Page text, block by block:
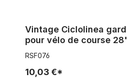
Vintage Ciclolinea
pour vélo de course
RSF076
10,03 €*